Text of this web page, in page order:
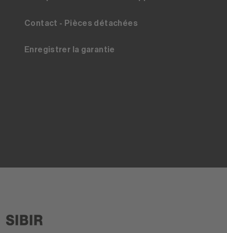
Contact - Pièces détachées
Enregistrer la garantie